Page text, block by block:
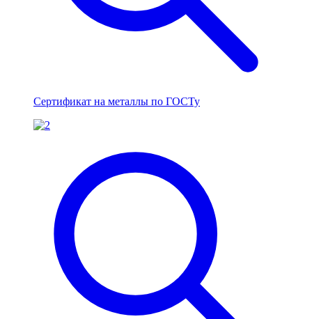
Сертификат на металлы по ГОСТу